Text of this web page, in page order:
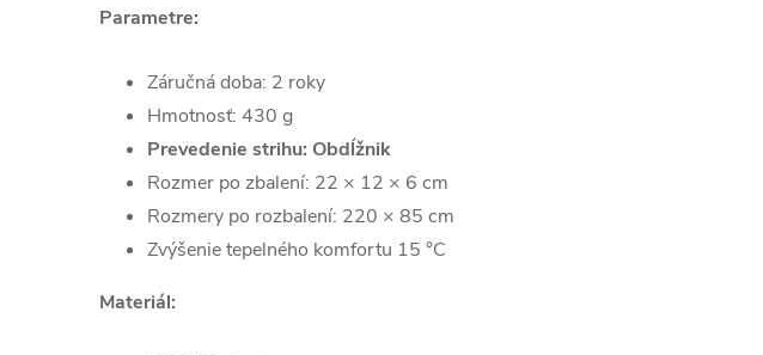
Parametre:
Záručná doba: 2 roky
Hmotnosť: 430 g
Prevedenie strihu: Obdĺžnik
Rozmer po zbalení: 22 × 12 × 6 cm
Rozmery po rozbalení: 220 × 85 cm
Zvýšenie tepelného komfortu 15 °C
Materiál: